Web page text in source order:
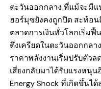
ตะวันออกกลาง ที่แม้จะมี
ฮอร์มุซยังคงถูกปิด สะท้อ
ตลาดการเงินทั่วโลกเริ่ม
ตึงเครียดในตะวันออกกล
ราคาพลังงานเริ่มปรับตัว
เสี่ยงกลับมาได้รับแรงหนุ
Energy Shock ที่เกิดขึ้นไ